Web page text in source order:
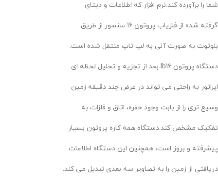
شما را برآورده کند.نرم افزار که اطلاعات و دیتای
گرفته شده از فلزیاب پروتون 16 سنسور از طریق
بلوتوث به صورت آنی به لپ تاپ منتقل شده است.
دستگاه پروتون lb16 بعد از تجزیه و تحلیل لحظه ای
اپراتور به راحتی می تواند در عرض چند دقیقه زمین
وسیع تری را از بابت وجود حفره، اتاق و فلزات به
تفکیک مشخص کند.دستگاه همه کاره پروتون بسیار
پیشرفته و بروز است، همچنین این دستگاه اطلاعات
دریافتی از زمین را به تصاویر سه بعدی تبدیل می کند.